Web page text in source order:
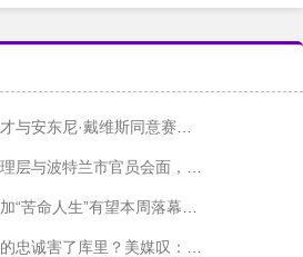
东尼·戴维斯同意赛季开始后再谈续约
特兰市官员会面，商讨摩达中心翻新事宜
”有望本周落幕，湖人积极抢人，森林狼成竞争对手
库里？美媒叹：老板拉科布利用这一点来对付他